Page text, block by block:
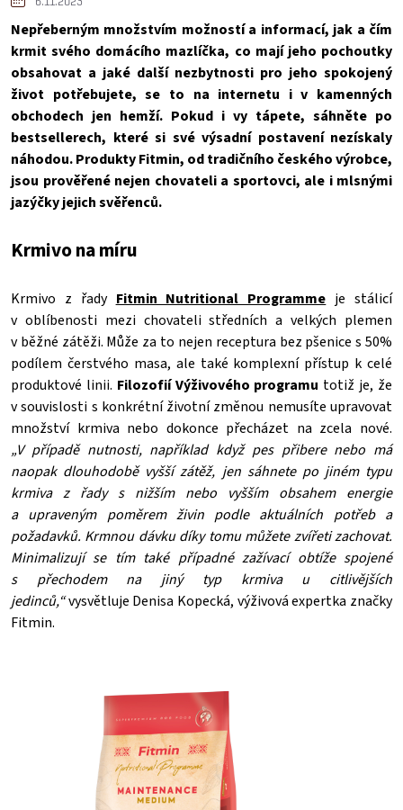
Nepřeberným množstvím možností a informací, jak a čím
krmit svého domácího mazlíčka, co mají jeho pochoutky
obsahovat a jaké další nezbytnosti pro jeho spokojený
život potřebujete, se to na internetu i v kamenných
obchodech jen hemží. Pokud i vy tápete, sáhněte po
bestsellerech, které si své výsadní postavení nezískaly
náhodou. Produkty Fitmin, od tradičního českého výrobce,
jsou prověřené nejen chovateli a sportovci, ale i mlsnými
jazýčky jejich svěřenců.
Krmivo na míru
Krmivo z řady Fitmin Nutritional Programme je stálicí
v oblíbenosti mezi chovateli středních a velkých plemen
v běžné zátěži. Může za to nejen receptura bez pšenice s 50%
podílem čerstvého masa, ale také komplexní přístup k celé
produktové linii. Filozofií Výživového programu totiž je, že
v souvislosti s konkrétní životní změnou nemusíte upravovat
množství krmiva nebo dokonce přecházet na zcela nové.
„V případě nutnosti, například když pes přibere nebo má
naopak dlouhodobě vyšší zátěž, jen sáhnete po jiném typu
krmiva z řady s nižším nebo vyšším obsahem energie
a upraveným poměrem živin podle aktuálních potřeb a
požadavků. Krmnou dávku díky tomu můžete zvířeti zachovat.
Minimalizují se tím také případné zažívací obtíže spojené
s přechodem na jiný typ krmiva u citlivějších
jedinců,“vysvětluje Denisa Kopecká, výživová expertka značky
Fitmin.